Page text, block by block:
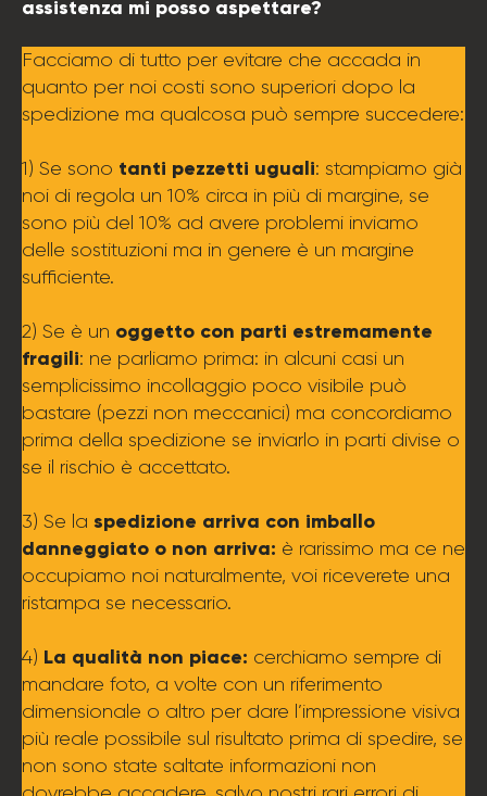
assistenza mi posso aspettare?
Facciamo di tutto per evitare che accada in
quanto per noi costi sono superiori dopo la
spedizione ma qualcosa può sempre succedere:
1) Se sono tanti pezzetti uguali: stampiamo già
noi di regola un 10% circa in più di margine, se
sono più del 10% ad avere problemi inviamo
delle sostituzioni ma in genere è un margine
sufficiente.
2) Se è un oggetto con parti estremamente
fragili: ne parliamo prima: in alcuni casi un
semplicissimo incollaggio poco visibile può
bastare (pezzi non meccanici) ma concordiamo
prima della spedizione se inviarlo in parti divise o
se il rischio è accettato.
3) Se la spedizione arriva con imballo
danneggiato o non arriva: è rarissimo ma ce ne
occupiamo noi naturalmente, voi riceverete una
ristampa se necessario.
4) La qualità non piace: cerchiamo sempre di
mandare foto, a volte con un riferimento
dimensionale o altro per dare l’impressione visiva
più reale possibile sul risultato prima di spedire, se
non sono state saltate informazioni non